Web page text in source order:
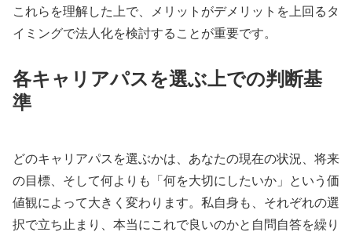
これらを理解した上で、メリットがデメリットを上回るタ
イミングで法人化を検討することが重要です。
各キャリアパスを選ぶ上での判断基
準
どのキャリアパスを選ぶかは、あなたの現在の状況、将来
の目標、そして何よりも「何を大切にしたいか」という価
値観によって大きく変わります。私自身も、それぞれの選
択で立ち止まり、本当にこれで良いのかと自問自答を繰り